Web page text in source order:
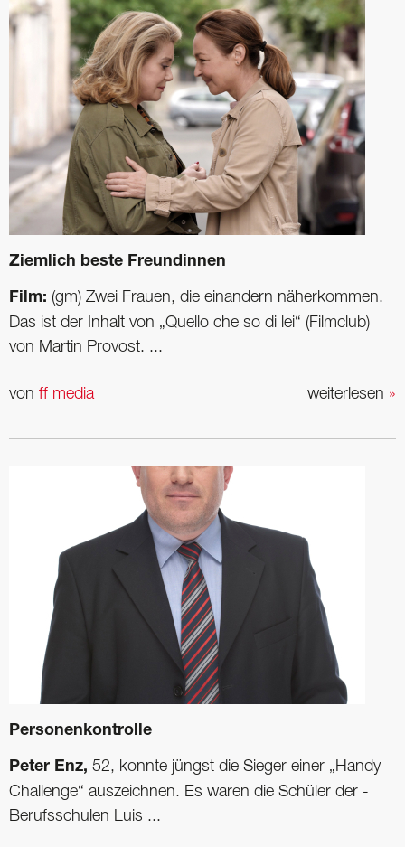
Ziemlich beste Freundinnen
Film: (gm) Zwei Frauen, die einandern näherkommen.
Das ist der Inhalt von „Quello che so di lei“ (Filmclub)
von Martin Provost. ...
weiterlesen »
von ff media
Personenkontrolle
Peter Enz, 52, ­konnte jüngst die Sieger einer „Handy
Challenge“ auszeichnen. Es waren die Schüler der ­
Berufsschulen Luis ...